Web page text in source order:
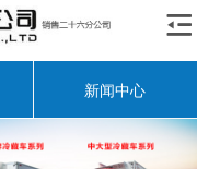

新闻中心